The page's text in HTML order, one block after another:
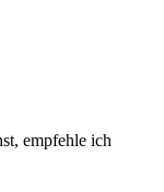
empfehle ich